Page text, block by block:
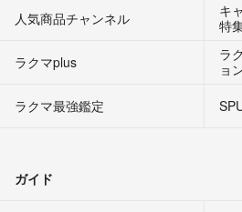
人気商品チャンネル
キ
特
ラクマplus
ラ
ョ
ラクマ最強鑑定
ガイド